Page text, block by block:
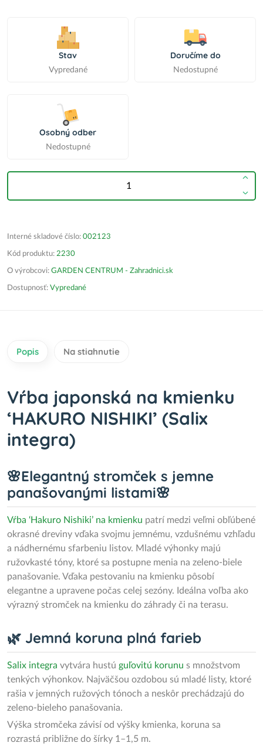
Stav
Vypredané
Doručíme do
Nedostupné
Osobný odber
Nedostupné
Interné skladové číslo: 002123
Kód produktu: 2230
O výrobcovi: GARDEN CENTRUM - Zahradnici.sk
Dostupnosť: Vypredané
Popis Na stiahnutie
Vŕba japonská na kmienku
‘HAKURO NISHIKI’ (Salix
integra)
🌸Elegantný stromček s jemne
panašovanými listami🌸
Vŕba ‘Hakuro Nishiki’ na kmienku patrí medzi veľmi obľúbené
okrasné dreviny vďaka svojmu jemnému, vzdušnému vzhľadu
a nádhernému sfarbeniu listov. Mladé výhonky majú
ružovkasté tóny, ktoré sa postupne menia na zeleno-biele
panašovanie. Vďaka pestovaniu na kmienku pôsobí
elegantne a upravene počas celej sezóny. Ideálna voľba ako
výrazný stromček na kmienku do záhrady či na terasu.
🌿 Jemná koruna plná farieb
Salix integra vytvára hustú guľovitú korunu s množstvom
tenkých výhonkov. Najväčšou ozdobou sú mladé listy, ktoré
rašia v jemných ružových tónoch a neskôr prechádzajú do
zeleno-bieleho panašovania.
Výška stromčeka závisí od výšky kmienka, koruna sa
rozrastá približne do šírky 1–1,5 m.